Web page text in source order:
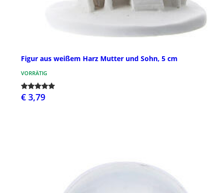
Figur aus weißem Harz Mutter und Sohn, 5 cm
VORRÄTIG
€ 3,79